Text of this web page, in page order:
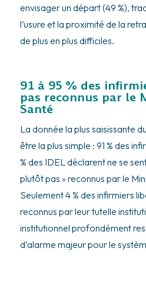
envisager un départ (49 %),
l’usure et la proximité de la
de plus en plus difficiles.
91 à 95 % des
pas reconnus par le
Santé
La donnée la plus saisissante
être la plus simple : 91 % des
% des IDEL déclarent ne se
plutôt pas » reconnus par le
Seulement 4 % des infirmiers
reconnus par leur tutelle
institutionnel profondément
d’alarme majeur pour le